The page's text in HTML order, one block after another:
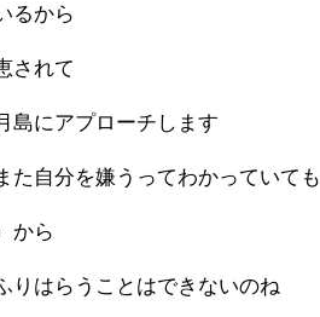
るから
されて
島にアプローチします
た自分を嫌うってわかっていても
から
りはらうことはできないのね